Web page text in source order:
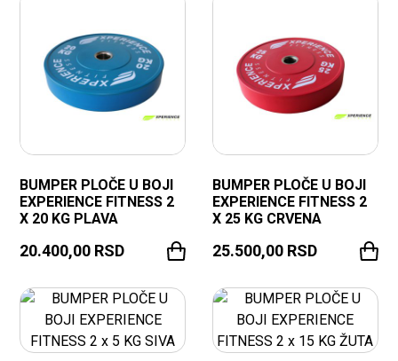
BUMPER PLOČE U BOJI
EXPERIENCE FITNESS 2
X 20 KG PLAVA
20.400,00 RSD
BUMPER PLOČE U BOJI
EXPERIENCE FITNESS 2
X 25 KG CRVENA
25.500,00 RSD